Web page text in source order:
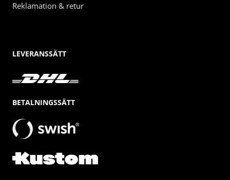
Reklamation & retur
LEVERANSSÄTT
BETALNINGSSÄTT